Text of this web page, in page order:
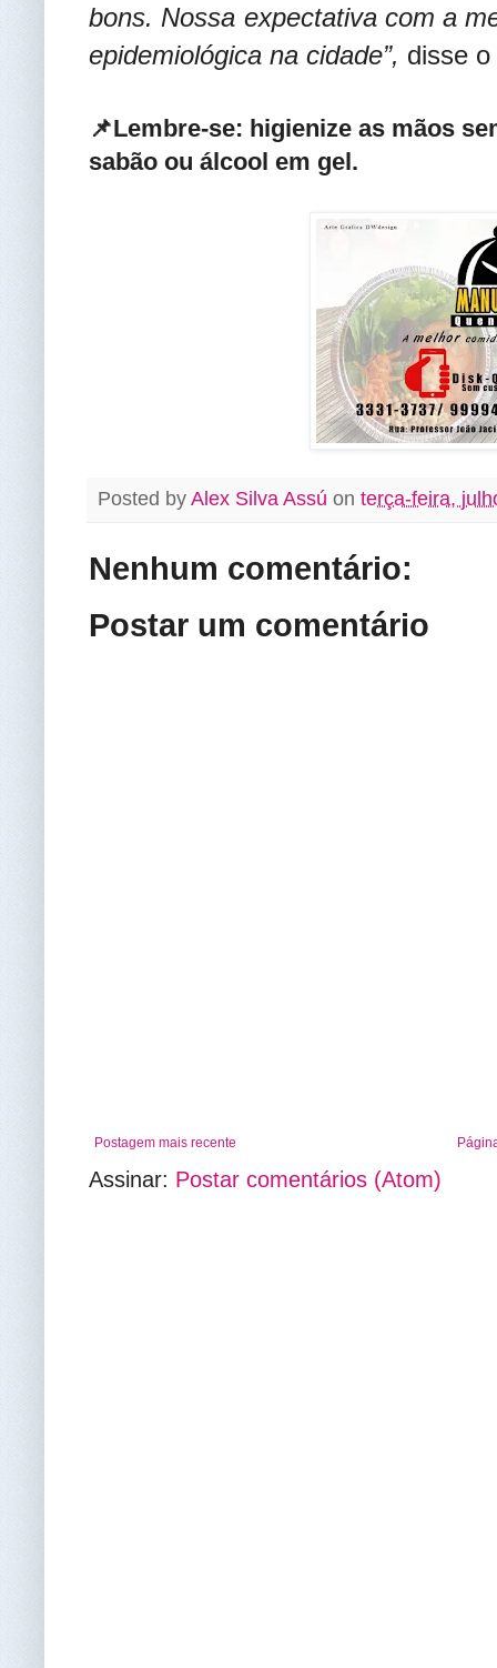
bons. Nossa expectativa com a
epidemiológica na cidade”, disse
📌Lembre-se: higienize as mãos
sabão ou álcool em gel.
Posted by Alex Silva Assú on terça-feira,
Nenhum comentário:
Postar um comentário
Postagem mais recente
Assinar: Postar comentários (Atom)